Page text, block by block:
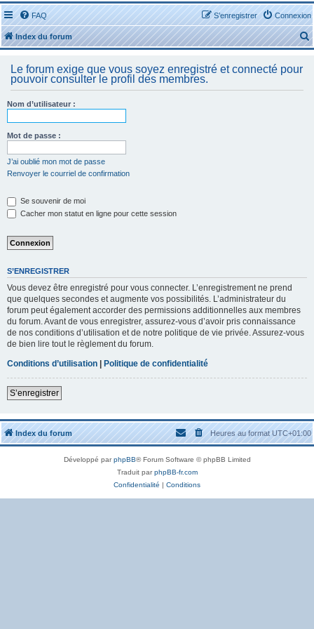
FAQ Connexion
S’enregistrer
Index du forum
e
Le forum exige que vous soyez enregistré et connecté pour
pouvoir consulter le profil des membres.
Nom d’utilisateur :
Mot de passe :
J’ai oublié mon mot de passe
Renvoyer le courriel de confirmation
Se souvenir de moi
Cacher mon statut en ligne pour cette session
S’ENREGISTRER
Vous devez être enregistré pour vous connecter. L’enregistrement ne prend
que quelques secondes et augmente vos possibilités. L’administrateur du
forum peut également accorder des permissions additionnelles aux membres
du forum. Avant de vous enregistrer, assurez-vous d’avoir pris connaissance
de nos conditions d’utilisation et de notre politique de vie privée. Assurez-vous
de bien lire tout le règlement du forum.
Conditions d’utilisation | Politique de confidentialité
S’enregistrer
Index du forum Heures au formatUTC+01:00
Développé parphpBB® Forum Software © phpBB Limited
Traduit parphpBB-fr.com
Confidentialité | Conditions